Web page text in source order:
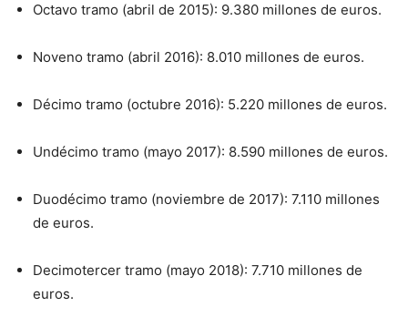
Octavo tramo (abril de 2015): 9.380 millones de euros.
Noveno tramo (abril 2016): 8.010 millones de euros.
Décimo tramo (octubre 2016): 5.220 millones de euros.
Undécimo tramo (mayo 2017): 8.590 millones de euros.
Duodécimo tramo (noviembre de 2017): 7.110 millones
de euros.
Decimotercer tramo (mayo 2018): 7.710 millones de
euros.